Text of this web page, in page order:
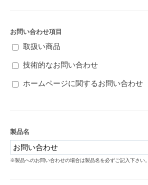
お問い合わせ項目
取扱い商品
技術的なお問い合わせ
ホームページに関するお問い合わせ
製品名
※製品へのお問い合わせの場合は製品名を必ずご記入下さい。